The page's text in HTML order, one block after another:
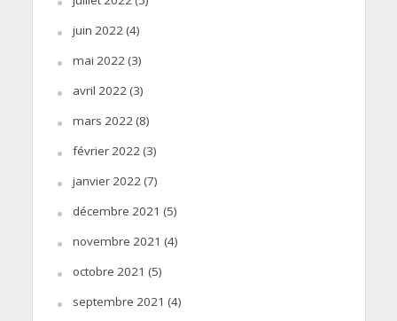
juin 2022(4)
mai 2022(3)
avril 2022(3)
mars 2022(8)
février 2022(3)
janvier 2022(7)
décembre 2021 (5)
novembre 2021 (4)
octobre 2021 (5)
septembre 2021 (4)